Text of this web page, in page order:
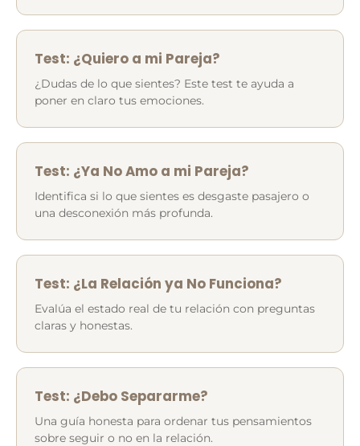
Test: ¿Quiero a mi Pareja?
¿Dudas de lo que sientes? Este test te ayuda a
poner en claro tus emociones.
Test: ¿Ya No Amo a mi Pareja?
Identifica si lo que sientes es desgaste pasajero o
una desconexión más profunda.
Test: ¿La Relación ya No Funciona?
Evalúa el estado real de tu relación con preguntas
claras y honestas.
Test: ¿Debo Separarme?
Una guía honesta para ordenar tus pensamientos
sobre seguir o no en la relación.